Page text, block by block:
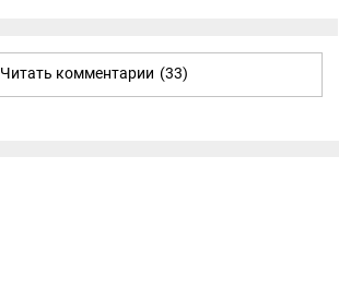
Читать комментарии (33)